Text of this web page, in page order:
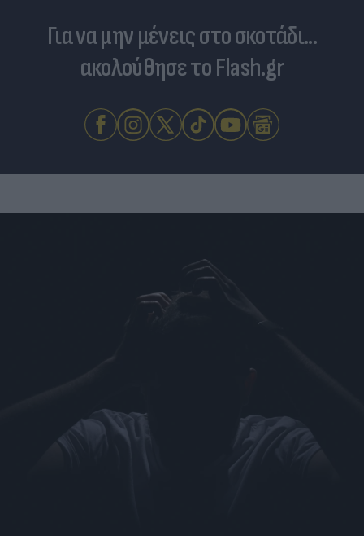
Για να μην μένεις στο σκοτάδι...
ακολούθησε το Flash.gr